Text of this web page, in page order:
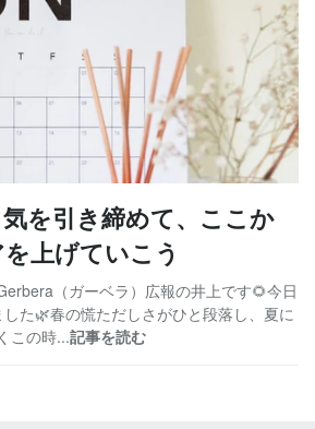
を引き締めて、ここか
上げていこう
（ガーベラ）広報の井上です🌻今日
た🌿春の慌ただしさがひと段落し、夏に
この時...記事を読む